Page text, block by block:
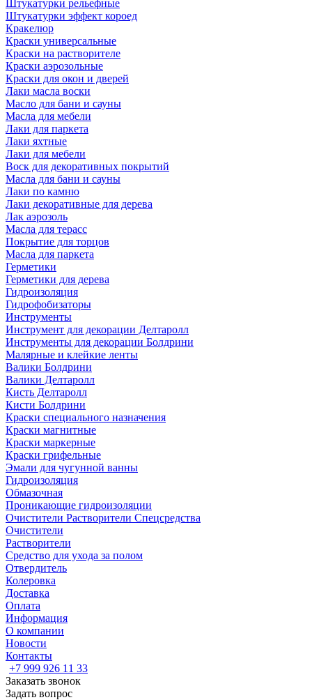
Штукатурки рельефные
Штукатурки эффект короед
Кракелюр
Краски универсальные
Краски на растворителе
Краски аэрозольные
Краски для окон и дверей
Лаки масла воски
Масло для бани и сауны
Масла для мебели
Лаки для паркета
Лаки яхтные
Лаки для мебели
Воск для декоративных покрытий
Масла для бани и сауны
Лаки по камню
Лаки декоративные для дерева
Лак аэрозоль
Масла для терасс
Покрытие для торцов
Масла для паркета
Герметики
Герметики для дерева
Гидроизоляция
Гидрофобизаторы
Инструменты
Инструмент для декорации Делтаролл
Инструменты для декорации Болдрини
Малярные и клейкие ленты
Валики Болдрини
Валики Делтаролл
Кисть Делтаролл
Кисти Болдрини
Краски специального назначения
Краски магнитные
Краски маркерные
Краски грифельные
Эмали для чугунной ванны
Гидроизоляция
Обмазочная
Проникающие гидроизоляции
Очистители Растворители Спецсредства
Очистители
Растворители
Средство для ухода за полом
Отвердитель
Колеровка
Доставка
Оплата
Информация
О компании
Новости
Контакты
+7 999 926 11 33
Заказать звонок
Задать вопрос